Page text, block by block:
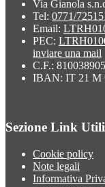
Via Gianola
Tel: 0771/
Email:
PEC:
inviare una mail
C.F.:
IBAN: IT 21 M
Sezione Link Utili
Cookie policy
Note legali
Informativa